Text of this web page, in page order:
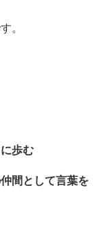
。
歩む
間として言葉を